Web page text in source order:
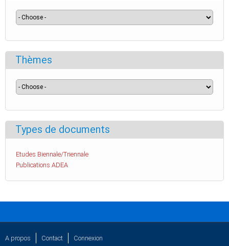
Thèmes
Types de documents
Etudes Biennale/Triennale
Publications ADEA
A propos Contact Connexion